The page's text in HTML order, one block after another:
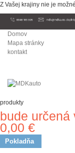
Z Vašej krajiny nie je
Domov
Mapa stránky
kontakt
produkty
bude určená
0,00 €
Pokladňa